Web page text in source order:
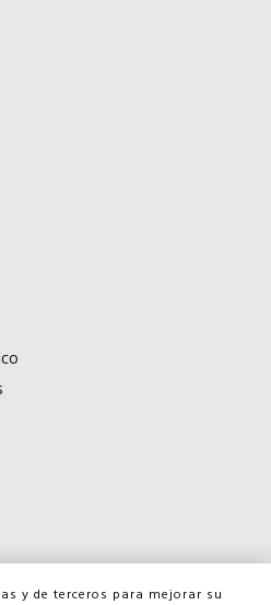
- FERROSUR2026
y de terceros para mejorar su